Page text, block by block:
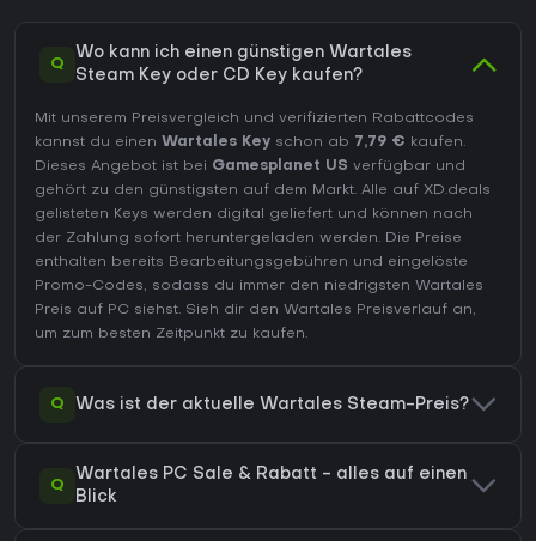
Q
Wo kann ich einen günstigen Wartales
Steam Key oder CD Key kaufen?
Mit unserem Preisvergleich und verifizierten Rabattcodes
kannst du einen Wartales Key schon ab 7,79 € kaufen.
Dieses Angebot ist bei Gamesplanet US verfügbar und
gehört zu den günstigsten auf dem Markt. Alle auf XD.deals
gelisteten Keys werden digital geliefert und können nach
der Zahlung sofort heruntergeladen werden. Die Preise
enthalten bereits Bearbeitungsgebühren und eingelöste
Promo-Codes, sodass du immer den niedrigsten Wartales
Preis auf PC siehst. Sieh dir den Wartales Preisverlauf an,
um zum besten Zeitpunkt zu kaufen.
Q Was ist der aktuelle Wartales Steam-Preis?
Q
Wartales PC Sale & Rabatt - alles auf einen
Blick